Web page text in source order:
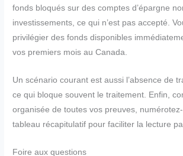
fonds bloqués sur des comptes d’épargne
investissements, ce qui n’est pas accepté.
privilégier des fonds disponibles
vos premiers mois au Canada.
Un scénario courant est aussi l’absence de
ce qui bloque souvent le traitement. Enfin,
organisée de toutes vos preuves,
tableau récapitulatif pour faciliter la lecture
Foire aux questions